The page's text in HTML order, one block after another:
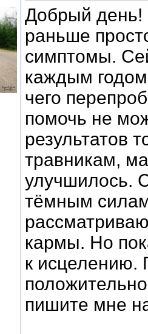
Добрый день!
раньше
симптомы.
каждым
чего
помочь не
результатов
травникам,
улучшилось.
тёмным
кармы. Но
к исцелению.
пишите мне